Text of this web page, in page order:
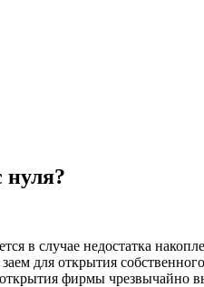
нуля?
в случае недостатка
для открытия
фирмы чрезвычайно